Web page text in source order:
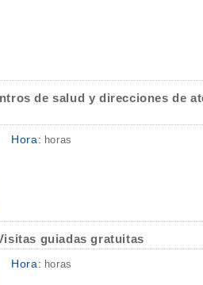
de salud y direcciones de
Hora: horas
guiadas gratuitas
Hora: horas